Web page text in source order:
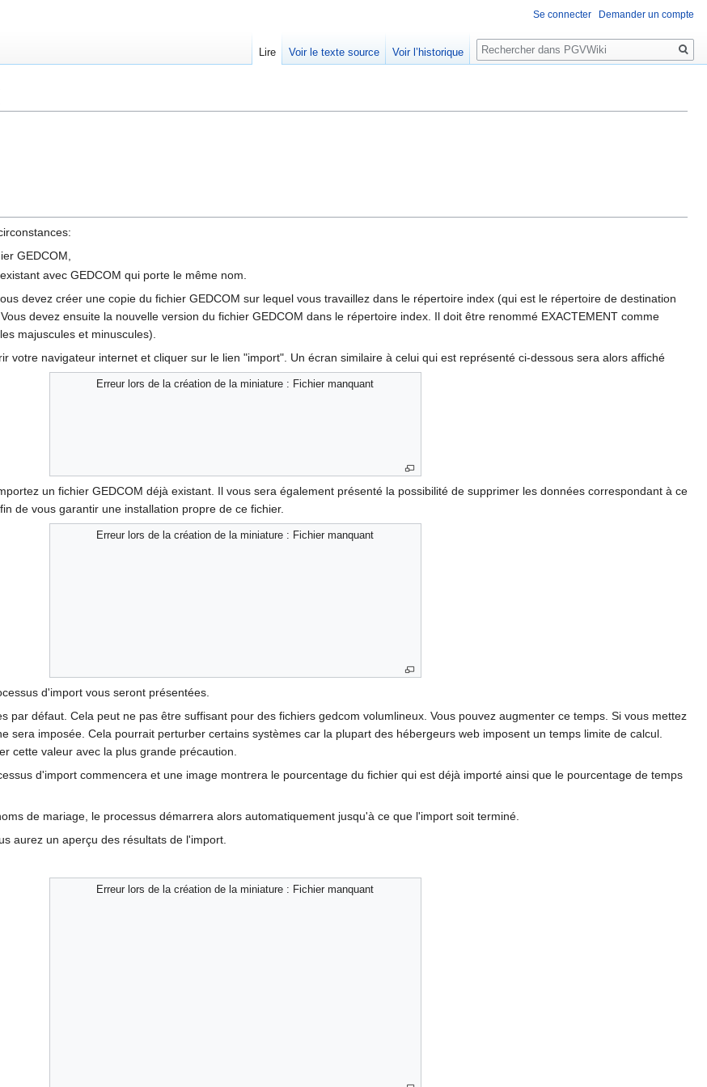
GEDCOM,
avec GEDCOM qui porte le même nom.
devez créer une copie du fichier GEDCOM sur lequel vous travaillez dans le répertoire index (qui est le répertoire de destination
devez ensuite la nouvelle version du fichier GEDCOM dans le répertoire index. Il doit être renommé EXACTEMENT comme
majuscules et minuscules).
votre navigateur internet et cliquer sur le lien "import". Un écran similaire à celui qui est représenté ci-dessous sera alors affiché
Erreur lors de la création de la miniature : Fichier manquant
un fichier GEDCOM déjà existant. Il vous sera également présenté la possibilité de supprimer les données correspondant à ce
de vous garantir une installation propre de ce fichier.
Erreur lors de la création de la miniature : Fichier manquant
d'import vous seront présentées.
par défaut. Cela peut ne pas être suffisant pour des fichiers gedcom volumlineux. Vous pouvez augmenter ce temps. Si vous mettez
sera imposée. Cela pourrait perturber certains systèmes car la plupart des hébergeurs web imposent un temps limite de calcul.
cette valeur avec la plus grande précaution.
d'import commencera et une image montrera le pourcentage du fichier qui est déjà importé ainsi que le pourcentage de temps
de mariage, le processus démarrera alors automatiquement jusqu'à ce que l'import soit terminé.
aurez un aperçu des résultats de l'import.
Erreur lors de la création de la miniature : Fichier manquant
Se connecter Demander un compte
Lire Voir le texte source Voir l’historique
Rechercher